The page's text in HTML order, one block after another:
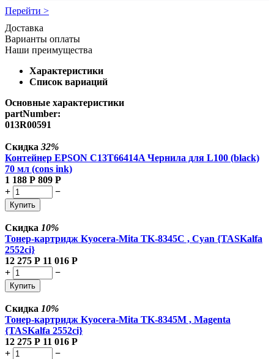
Перейти >
Доставка
Варианты оплаты
Наши преимущества
Характеристики
Список вариаций
Основные характеристики
partNumber:
013R00591
Скидка 32%
Контейнер EPSON C13T66414A Чернила для L100 (black)
70 мл (cons ink)
1 188 Р 809 Р
+
−
Купить
Скидка 10%
Тонер-картридж Kyocera-Mita TK-8345C , Cyan {TASKalfa
2552ci}
12 275 Р 11 016 Р
+
−
Купить
Скидка 10%
Тонер-картридж Kyocera-Mita TK-8345M , Magenta
{TASKalfa 2552ci}
12 275 Р 11 016 Р
+
−